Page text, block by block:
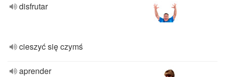
disfrutar
cieszyć się czymś
aprender